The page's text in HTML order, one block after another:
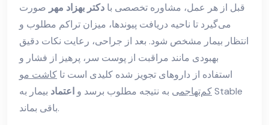
قبل از هر عمل، مشاوره تخصصی با دکتر بهزاد مهر صورت
می‌گیرد تا ناحیه دریافت پیوندها، میزان تراکم مطلوب و
انتظار بیمار مشخص شود. بعد از جراحی، رعایت نکات دقیق
بهبودی مانند مراقبت از پوست سر، پرهیز از فشار و
استفاده از داروهای تجویز شده کلیدی است تا کاشت مو
کم‌تهاجمی به نتیجه مطلوب برسد و اعتماد بیمار به Stable
باقی بماند.